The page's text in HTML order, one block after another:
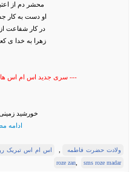
محشر دم از
او دست به کار
در کار شفاعت
زهرا به خدا ی
--- سری جدید اس ام اس
خورشید
ادامه
ولادت حضرت فاطمه اس ام اس تبریک
roze zan
sms roze madar